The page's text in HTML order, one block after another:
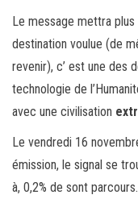
Le message mettra
destination voulue (de
revenir), c’ est une des
technologie de
avec une civilisation
Le vendredi 16
émission, le signal se
à, 0,2% de sont parcours.